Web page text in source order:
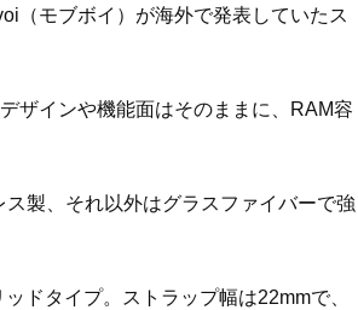
（モブボイ）が海外で発表していたス
ザインや機能面はそのままに、RAM容
製、それ以外はグラスファイバーで強
ドタイプ。ストラップ幅は22mmで、